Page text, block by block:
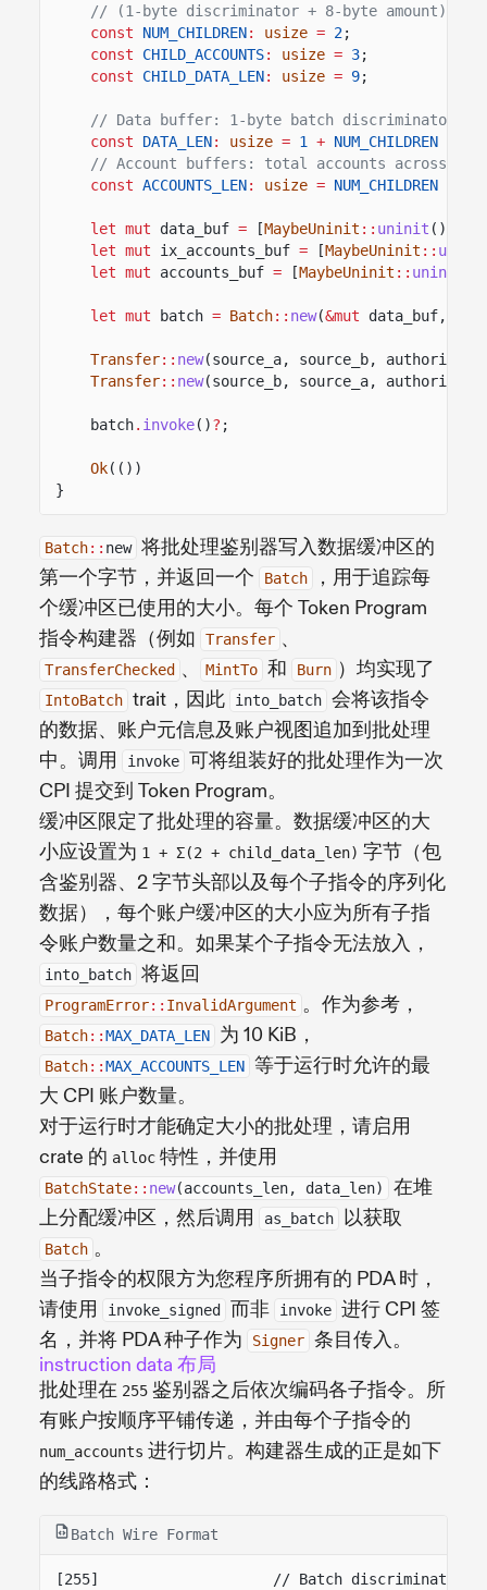
// (1-byte discriminator + 8-byte amount).
const
NUM_CHILDREN: usize = 2;
const
CHILD_ACCOUNTS: usize = 3;
const
CHILD_DATA_LEN: usize = 9;
// Data buffer: 1-byte batch discriminator +
const
DATA_LEN: usize = 1 + NUM_CHILDREN
// Account buffers: total accounts across
const ACCOUNTS_LEN: usize = NUM_CHILDREN
let mut data_buf = [MaybeUninit :: uninit ();
let mut
ix_accounts_buf = [MaybeUninit ::
let mut
accounts_buf = [MaybeUninit :: uninit
let mut batch = Batch:: new(&mut data_buf,
Transfer:: new(source_a, source_b, authority_a,
Transfer:: new(source_b, source_a, authority_b,
batch. invoke()? ;
Ok(())
}
Batch:: new 将批处理鉴别器写入数据缓冲区的
第一个字节，并返回一个
Batch
，用于追踪每
个缓冲区已使用的大小。每个 Token Program
指令构建器（例如
Transfer 、
TransferChecked 、 MintTo 和 Burn ）均实现了
IntoBatch trait，因此 into_batch 会将该指令
的数据、账户元信息及账户视图追加到批处理
中。调用
invoke 可将组装好的批处理作为一次
CPI 提交到 Token Program。
缓冲区限定了批处理的容量。数据缓冲区的大
小应设置为 1 + Σ(2 + child_data_len) 字节（包
含鉴别器、2 字节头部以及每个子指令的序列化
数据），每个账户缓冲区的大小应为所有子指
令账户数量之和。如果某个子指令无法放入，
into_batch 将返回
ProgramError:: InvalidArgument 。作为参考，
Batch::MAX_DATA_LEN 为 10 KiB，
Batch::MAX_ACCOUNTS_LEN 等于运行时允许的最
大 CPI 账户数量。
对于运行时才能确定大小的批处理，请启用
crate 的 alloc 特性，并使用
BatchState:: new(accounts_len, data_len)
在堆
上分配缓冲区，然后调用
as_batch 以获取
Batch 。
当子指令的权限方为您程序所拥有的 PDA 时，
请使用
invoke_signed 而非 invoke 进行 CPI 签
名，并将 PDA 种子作为
Signer 条目传入。
instruction data 布局
批处理在 255 鉴别器之后依次编码各子指令。所
有账户按顺序平铺传递，并由每个子指令的
num_accounts 进行切片。构建器生成的正是如下
的线路格式：
Batch Wire Format
[255]                    // Batch discriminator